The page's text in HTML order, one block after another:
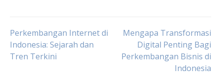
Post
navigation
Perkembangan Internet di
Indonesia: Sejarah dan
Tren Terkini
Mengapa Transformasi
Digital Penting Bagi
Perkembangan Bisnis di
Indonesia